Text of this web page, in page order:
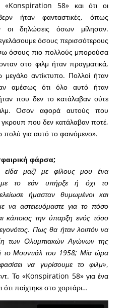
58» και ότι οι
ήταν φανταστικές, όπως
οι δηλώσεις όσων μίλησαν.
όσους περισσότερους
όσους πιο πολλούς μπορούσα
στο φιλμ ήταν πραγματικά,
αντίκτυπο. Πολλοί ήταν
αμέσως ότι όλο αυτό ήταν
που δεν το κατάλαβαν ούτε
Οσον αφορά αυτούς που
γκρουπ που δεν κατάλαβαν ποτέ,
για αυτό το φαινόμενο».
φάρσα;
είδα μαζί με φίλους μου ένα
με το εάν υπήρξε ή όχι το
ήμασταν θυμωμένοι και
να αστειευόμαστε για το πόσο
κάποιος την ύπαρξη ενός τόσο
Πως θα ήταν λοιπόν να
των Ολυμπιακών Αγώνων της
το Μουντιάλ του 1958; Μία ώρα
να γυρίσουμε το φιλμ»,
Το «Konspiration 58» για ένα
ότι παίχτηκε στο χορτάρι…